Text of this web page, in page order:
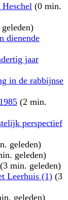
Heschel (0 min.
dienende
jaar
in de rabbijnse
(2 min.
perspectief
geleden)
geleden)
(3 min. geleden)
Leerhuis (1) (3
geleden)